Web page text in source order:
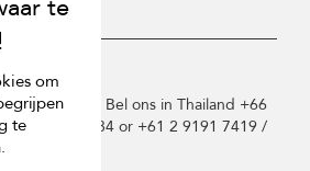
Phuket.com. Bel ons in Thailand +66
1300 014 384 or +61 2 9191 7419 /
om
te